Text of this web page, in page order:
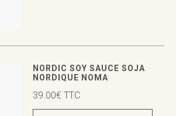
NORDIC SOY SAUCE SOJA
NORDIQUE NOMA
39.00€ TTC